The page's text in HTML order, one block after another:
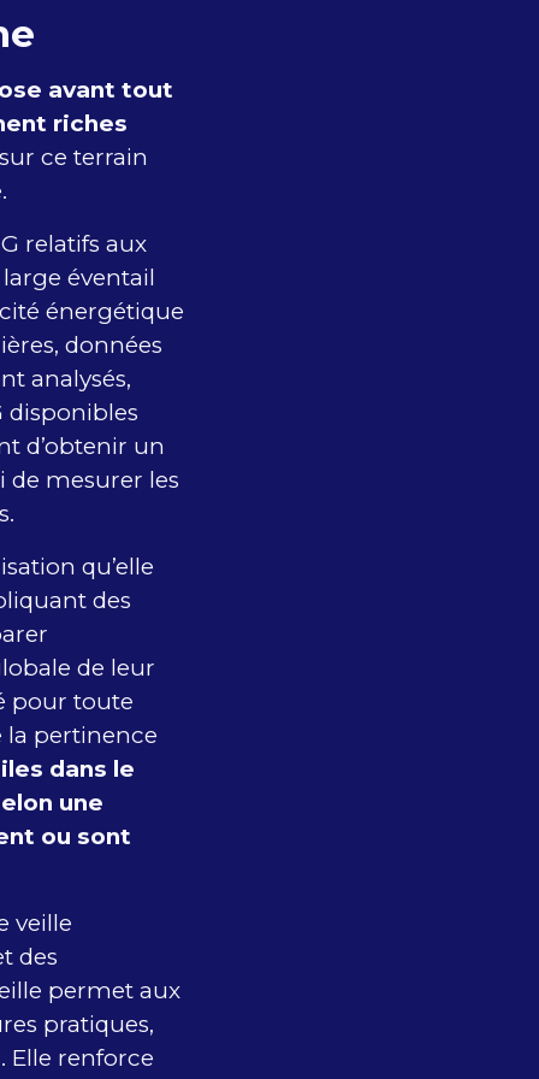
avant tout
riches
ce terrain
relatifs aux
éventail
énergétique
données
analysés,
disponibles
d’obtenir un
de mesurer les
qu’elle
des
de leur
pour toute
la pertinence
dans le
une
ou sont
veille
des
permet aux
pratiques,
Elle renforce